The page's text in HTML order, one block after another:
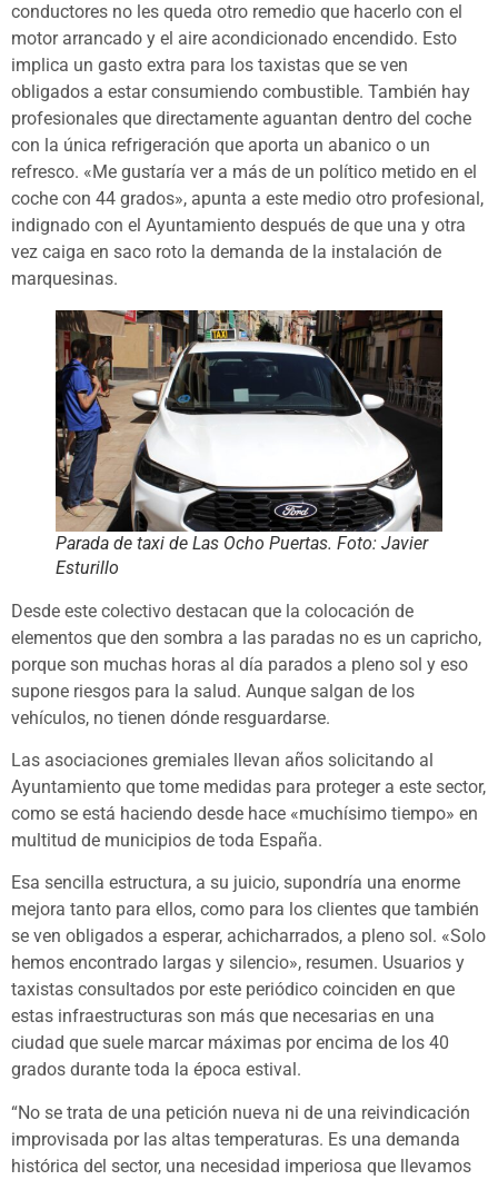
conductores no les queda otro remedio que hacerlo con el
motor arrancado y el aire acondicionado encendido. Esto
implica un gasto extra para los taxistas que se ven
obligados a estar consumiendo combustible. También hay
profesionales que directamente aguantan dentro del coche
con la única refrigeración que aporta un abanico o un
refresco. «Me gustaría ver a más de un político metido en el
coche con 44 grados», apunta a este medio otro profesional,
indignado con el Ayuntamiento después de que una y otra
vez caiga en saco roto la demanda de la instalación de
marquesinas.
Parada de taxi de Las Ocho Puertas. Foto: Javier
Esturillo
Desde este colectivo destacan que la colocación de
elementos que den sombra a las paradas no es un capricho,
porque son muchas horas al día parados a pleno sol y eso
supone riesgos para la salud. Aunque salgan de los
vehículos, no tienen dónde resguardarse.
Las asociaciones gremiales llevan años solicitando al
Ayuntamiento que tome medidas para proteger a este sector,
como se está haciendo desde hace «muchísimo tiempo» en
multitud de municipios de toda España.
Esa sencilla estructura, a su juicio, supondría una enorme
mejora tanto para ellos, como para los clientes que también
se ven obligados a esperar, achicharrados, a pleno sol. «Solo
hemos encontrado largas y silencio», resumen. Usuarios y
taxistas consultados por este periódico coinciden en que
estas infraestructuras son más que necesarias en una
ciudad que suele marcar máximas por encima de los 40
grados durante toda la época estival.
“No se trata de una petición nueva ni de una reivindicación
improvisada por las altas temperaturas. Es una demanda
histórica del sector, una necesidad imperiosa que llevamos